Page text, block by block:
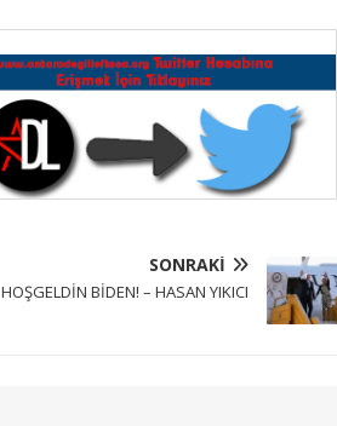
SONRAKI
HOŞGELDİN BİDEN! – HASAN YIKICI